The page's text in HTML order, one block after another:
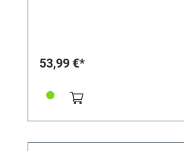
oblique est un facteur essentiel
endroits difficiles à atteindre pour
La capacité de la batterie est:
53,99 €*